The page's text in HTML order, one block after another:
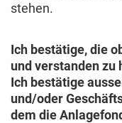
stehen.
Ich bestätige, die
und verstanden zu
Ich bestätige
und/oder
dem die